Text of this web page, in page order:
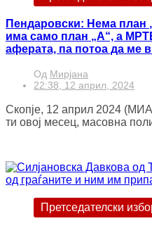
Пендаровски: Нема план
има само план „А“, а
аферата, па потоа да ме
Од Мирјана
22:38, 12 април, 2024
Скопје, 12 април 2024
ти овој месец, масовна
Претседателски